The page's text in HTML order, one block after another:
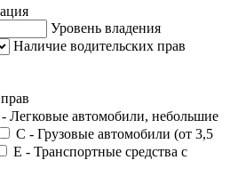
Уровень владения
Наличие водительских прав
Легковые автомобили, небольшие
С - Грузовые автомобили (от 3,5
E - Транспортные средства с